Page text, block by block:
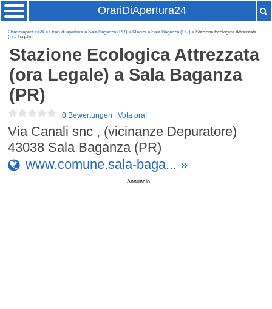
OrariDiApertura24
Oraridiapertura24»Orari di apertura a Sala Baganza (PR) » Medici a Sala Baganza (PR) » Stazione Ecologica Attrezzata
(ora Legale)
Stazione Ecologica Attrezzata
(ora Legale) a Sala Baganza
(PR)
|0 Bewertungen |Vota ora!
Via Canali snc , (vicinanze Depuratore)
43038 Sala Baganza (PR)
www.comune.sala-baga... »
Annuncio